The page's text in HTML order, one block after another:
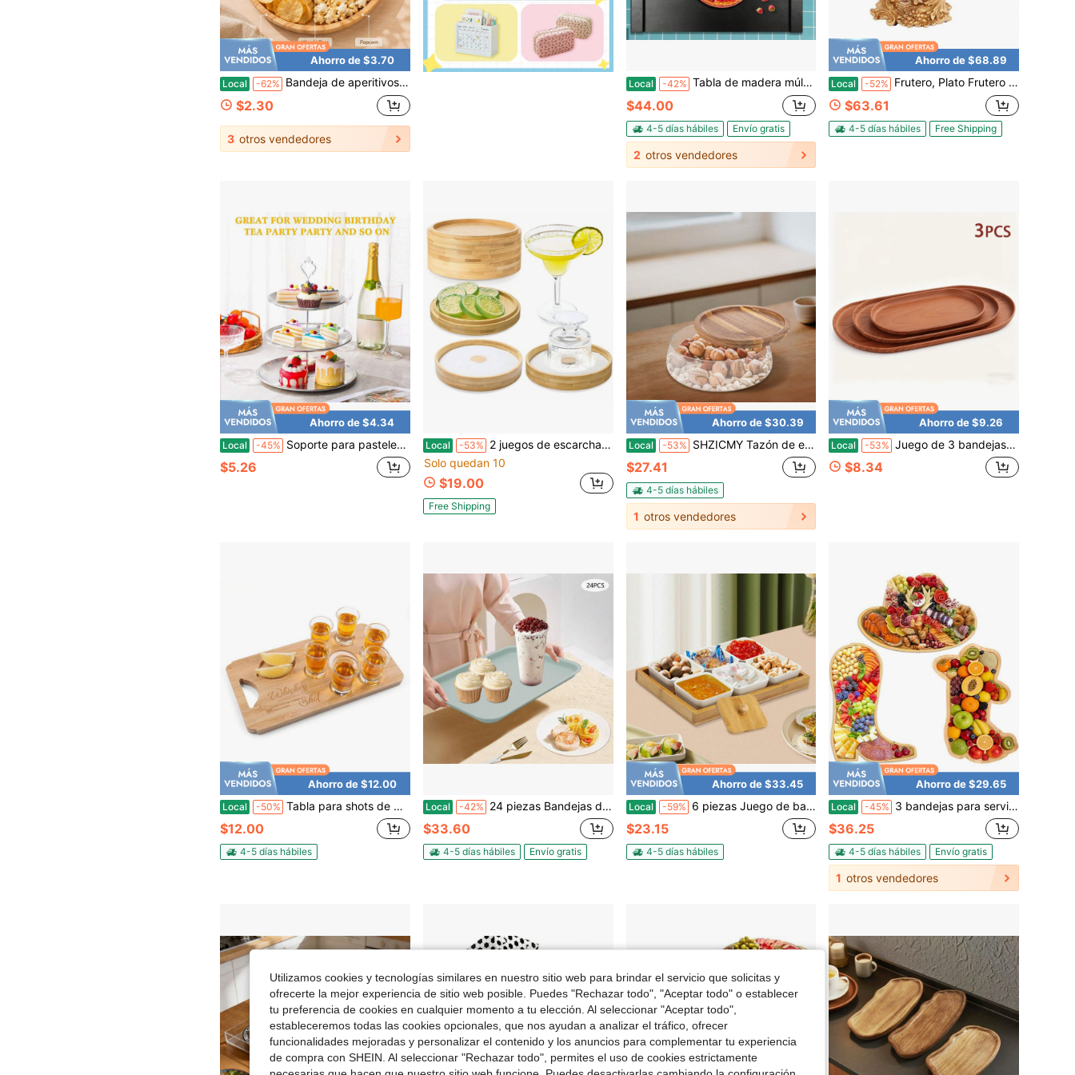
Ahorro de $3.70
Local -62% Bandeja de aperitivos versátil, plato de servicio amigable para regalo de anfitriona, organizador práctico con compartimentos divididos y profundos para frutas, nueces, dulces, cuenco, vajilla y accesorios de cocina
$2.30
3 otros vendedores
Local -42% Tabla de madera múltiple para cubrir el espacio de la encimera de la estufa, tapa decorativa de bandeja superior para tabla de cocción de pasta, cubiertas de la encimera de la estufa para estufa eléctrica y de gas, cubierta del fregadero, tablas de cortar, bandeja de servir, 30x22 pulgadas
$44.00
4-5 días hábiles Envío gratis
2 otros vendedores
Ahorro de $68.89
Local -52% Frutero, Plato Frutero de Resina, Fruteros Decorativos
$63.61
4-5 días hábiles Free Shipping
Ahorro de $4.34
Local -45% Soporte para pasteles de 3 niveles dorado/plateado, soporte para pasteles, soporte para cupcakes, bandeja de servir escalonada, soporte para postres, soporte para cupcakes, bandeja escalonada - Soporte para cupcakes y torre de postres de lujo de metal cepillado - Elegante bandeja de servir de tres niveles para bodas, cumpleaños, fiestas de té y aniversarios - 34 cm de altura
$5.26
Local -53% 2 juegos de escarchador de copas de madera de acacia de 3 niveles, 5.6" para sal de margarita, juego de escarchador de sal y azúcar con bandeja para cócteles, tequila, accesorios de bar para hogar y bartender (bambú)
Solo quedan 10
$19.00
Free Shipping
Ahorro de $30.39
Local -53% SHZICMY Tazón de ensalada de vidrio con tapa de madera, recipiente de servicio claro de vidrio para dulces y frutos secos, bandeja redonda de estilo rústico para almacenamiento de alimentos en el hogar, cocina, fiestas, dulces, frutos secos, frutas, transparente
$27.41
4-5 días hábiles
1 otros vendedores
Ahorro de $9.26
Local -53% Juego de 3 bandejas ovaladas de madera, bandejas de servir con grano de madera marrón y borde elevado, platos decorativos para desayuno, mesa de café, postres y organización de tocador
$8.34
Ahorro de $12.00
Local -50% Tabla para shots de whisky, soporte para vasos de chupito, bandeja de madera para bar con borde de sal, regalo de bar para hombres, para bebedores (vasos no incluidos)
$12.00
4-5 días hábiles
Local -42% 24 piezas Bandejas de servicio azul de plástico para cafetería y comida rápida para comer, 14"X10"
$33.60
4-5 días hábiles Envío gratis
Ahorro de $33.45
Local -59% 6 piezas Juego de bandejas cuadradas de cerámica para servir aperitivos y condimentos, con tapa de bambú desmontable y recipientes para organizar bocadillos, condimentos, alimentos y dulces en el hogar y la cocina
$23.15
4-5 días hábiles
Ahorro de $29.65
Local -45% 3 bandejas para servir botas de vaquero, tablas de charcutería con platillos para mojar, bandeja de madera con forma de sombrero de vaquero, tabla de quesos con forma de bota de vaquera, bandeja de cactus, platos de bambú para decoraciones de fiesta de cumpleaños de vaquera occidental, suministros de decoración para fiestas occidentales.
$36.25
4-5 días hábiles Envío gratis
1 otros vendedores
Utilizamos cookies y tecnologías similares en nuestro sitio web para brindar el servicio que solicitas y
ofrecerte la mejor experiencia de sitio web posible. Puedes "Rechazar todo", "Aceptar todo" o establecer
tu preferencia de cookies en cualquier momento a tu elección. Al seleccionar "Aceptar todo",
estableceremos todas las cookies opcionales, que nos ayudan a analizar el tráfico, ofrecer
funcionalidades mejoradas y personalizar el contenido y los anuncios para complementar tu experiencia
de compra con SHEIN. Al seleccionar "Rechazar todo", permites el uso de cookies estrictamente